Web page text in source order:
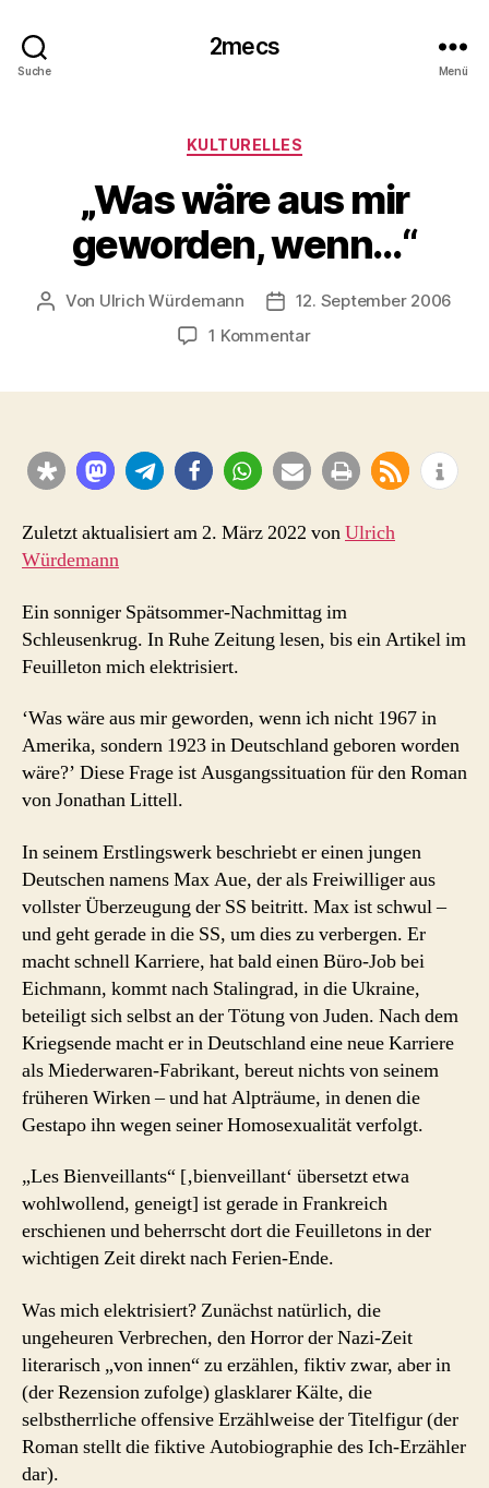
Suche
2mecs
Menü
Kategorien
KULTURELLES
„Was wäre aus mir
geworden, wenn…“
Beitragsautor
Von Ulrich Würdemann Beitragsdatum
12. September 2006
1 Kommentarzu
geworden,
wenn…“
Zuletzt aktualisiert am 2. März 2022 vonUlrich
Würdemann
Ein sonniger Spätsommer-Nachmittag im
Schleusenkrug. In Ruhe Zeitung lesen, bis ein Artikel im
Feuilleton mich elektrisiert.
‘Was wäre aus mir geworden, wenn ich nicht 1967 in
Amerika, sondern 1923 in Deutschland geboren worden
wäre?’ Diese Frage ist Ausgangssituation für den Roman
von Jonathan Littell.
In seinem Erstlingswerk beschriebt er einen jungen
Deutschen namens Max Aue, der als Freiwilliger aus
vollster Überzeugung der SS beitritt. Max ist schwul –
und geht gerade in die SS, um dies zu verbergen. Er
macht schnell Karriere, hat bald einen Büro-Job bei
Eichmann, kommt nach Stalingrad, in die Ukraine,
beteiligt sich selbst an der Tötung von Juden. Nach dem
Kriegsende macht er in Deutschland eine neue Karriere
als Miederwaren-Fabrikant, bereut nichts von seinem
früheren Wirken – und hat Alpträume, in denen die
Gestapo ihn wegen seiner Homosexualität verfolgt.
„Les Bienveillants“ [‚bienveillant‘ übersetzt etwa
wohlwollend, geneigt] ist gerade in Frankreich
erschienen und beherrscht dort die Feuilletons in der
wichtigen Zeit direkt nach Ferien-Ende.
Was mich elektrisiert? Zunächst natürlich, die
ungeheuren Verbrechen, den Horror der Nazi-Zeit
literarisch „von innen“ zu erzählen, fiktiv zwar, aber in
(der Rezension zufolge) glasklarer Kälte, die
selbstherrliche offensive Erzählweise der Titelfigur (der
Roman stellt die fiktive Autobiographie des Ich-Erzähler
dar).